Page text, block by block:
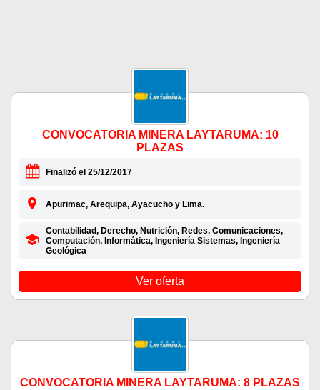
CONVOCATORIA MINERA LAYTARUMA: 10
PLAZAS
Finalizó el 25/12/2017
Apurimac, Arequipa, Ayacucho y Lima.
Contabilidad, Derecho, Nutrición, Redes, Comunicaciones,
Computación, Informática, Ingeniería Sistemas, Ingeniería
Geológica
Ver oferta
CONVOCATORIA MINERA LAYTARUMA: 8 PLAZAS